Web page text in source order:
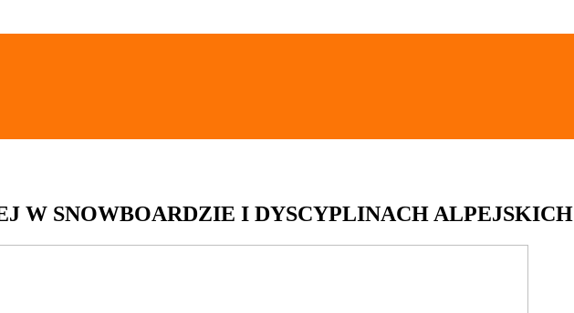
W SNOWBOARDZIE I DYSCYPLINACH ALPEJSKICH